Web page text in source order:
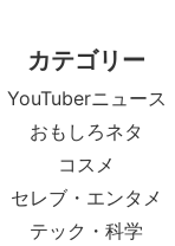
カテゴリー
YouTuberニュース
おもしろネタ
コスメ
セレブ・エンタメ
テック・科学